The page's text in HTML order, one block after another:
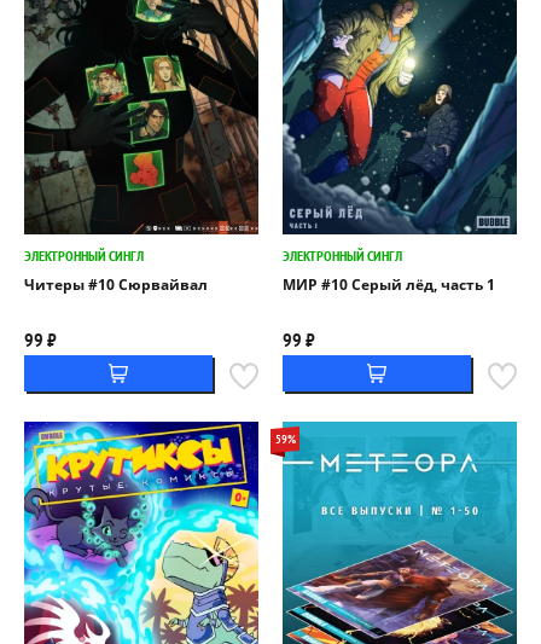
ЭЛЕКТРОННЫЙ СИНГЛ
Читеры #10 Сюрвайвал
99 ₽
ЭЛЕКТРОННЫЙ СИНГЛ
МИР #10 Серый лёд, часть 1
99 ₽
59%